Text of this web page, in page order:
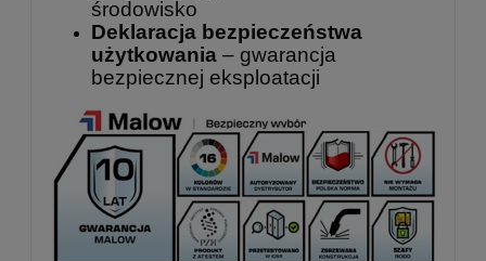
środowisko
Deklaracja bezpieczeństwa
użytkowania – gwarancja
bezpiecznej eksploatacji